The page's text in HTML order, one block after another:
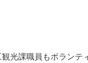
光課職員もボランテ